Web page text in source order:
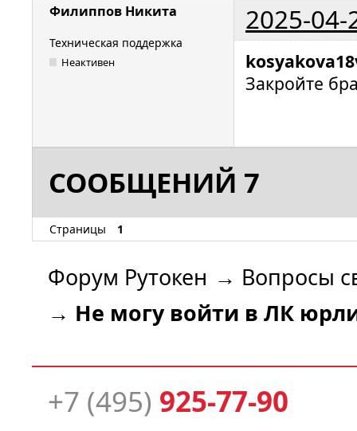
Филиппов Никита 2025-04-
Техническая поддержка
Неактивен
Закройте
СООБЩЕНИЙ 7
Страницы 1
Форум Рутокен → Вопросы
→ Не могу войти в ЛК
+7 (495) 925-77-90